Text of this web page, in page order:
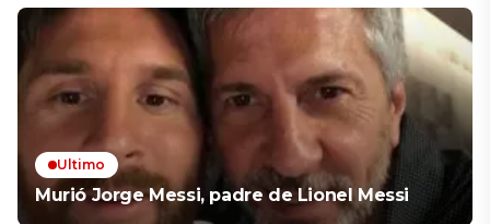
Ultimo
Murió Jorge Messi, padre de Lionel Messi